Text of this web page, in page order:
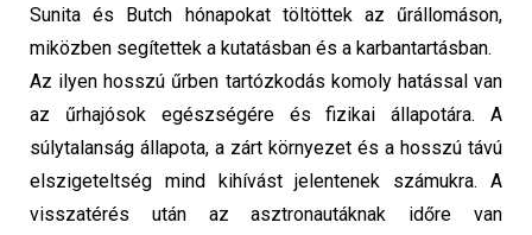
Sunita és Butch hónapokat töltöttek az űrállomáson,
miközben segítettek a kutatásban és a karbantartásban.
Az ilyen hosszú űrben tartózkodás komoly hatással van
az űrhajósok egészségére és fizikai állapotára. A
súlytalanság állapota, a zárt környezet és a hosszú távú
elszigeteltség mind kihívást jelentenek számukra. A
visszatérés után az asztronautáknak időre van